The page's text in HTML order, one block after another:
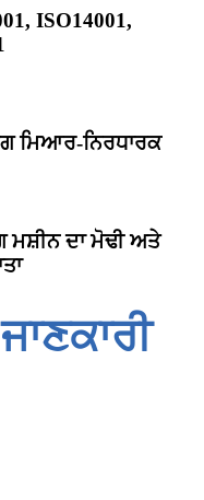
ISO14001,
ਮਿਆਰ-ਨਿਰਧਾਰਕ
ਮਸ਼ੀਨ ਦਾ ਮੋਢੀ ਅਤੇ